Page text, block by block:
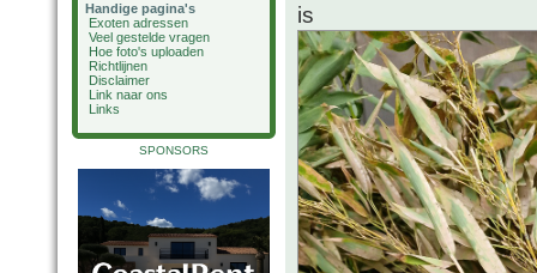
Handige pagina's
Exoten adressen
Veel gestelde vragen
Hoe foto's uploaden
Richtlijnen
Disclaimer
Link naar ons
Links
SPONSORS
is